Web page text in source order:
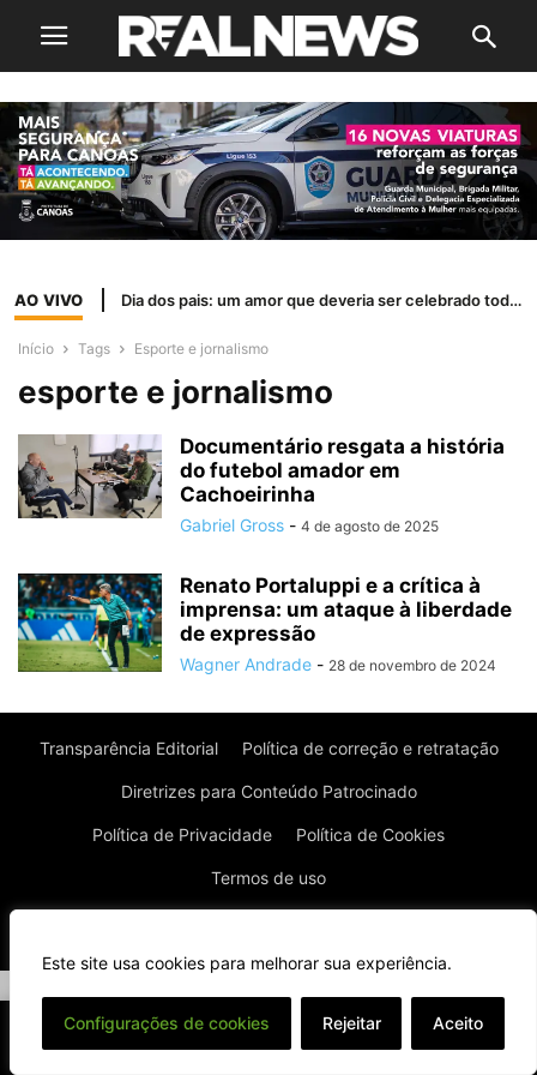
Este site usa cookies para melhorar sua experiência.
Configurações de cookies Rejeitar Aceito
AO VIVO Dia dos pais: um amor que deveria ser celebrado todos os dias
Início Tags Esporte e jornalismo
esporte e jornalismo
Documentário resgata a história
do futebol amador em
Cachoeirinha
Gabriel Gross - 4 de agosto de 2025
Renato Portaluppi e a crítica à
imprensa: um ataque à liberdade
de expressão
Wagner Andrade - 28 de novembro de 2024
Transparência Editorial Política de correção e retratação
Diretrizes para Conteúdo Patrocinado
Política de Privacidade Política de Cookies
Termos de uso